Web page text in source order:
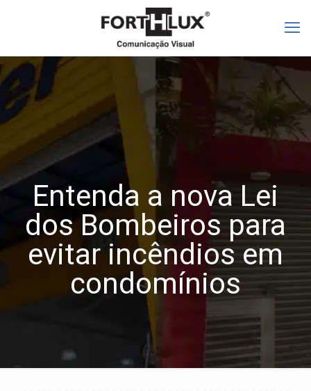
Entenda a nova Lei
dos Bombeiros para
evitar incêndios em
condomínios